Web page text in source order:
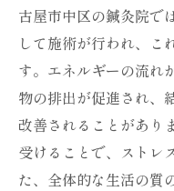
古屋市中区の鍼灸院で
して施術が行われ、こ
す。エネルギーの流れ
物の排出が促進され、
改善されることがあり
受けることで、ストレ
た、全体的な生活の質